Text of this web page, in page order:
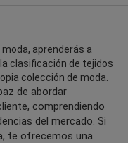
aprenderás a
clasificación de tejidos
colección de moda.
de abordar
comprendiendo
del mercado. Si
te ofrecemos una